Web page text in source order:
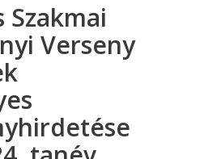
Szakmai
Verseny